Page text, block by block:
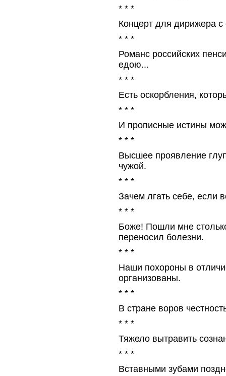
* * *
Концерт для дирижера с
* * *
Романс российских
едою...
* * *
Есть оскорбления,
* * *
И прописные истины
* * *
Высшее проявление
чужой.
* * *
Зачем лгать себе, если
* * *
Боже! Пошли мне
переносил болезни.
* * *
Наши похороны в
организованы.
* * *
В стране воров
* * *
Тяжело вытравить
* * *
Вставными зубами